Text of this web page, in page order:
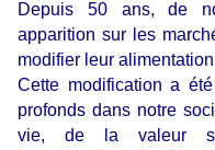
Depuis 50 ans, de
apparition sur les
modifier leur
Cette modification a
profonds dans notre
vie, de la valeur